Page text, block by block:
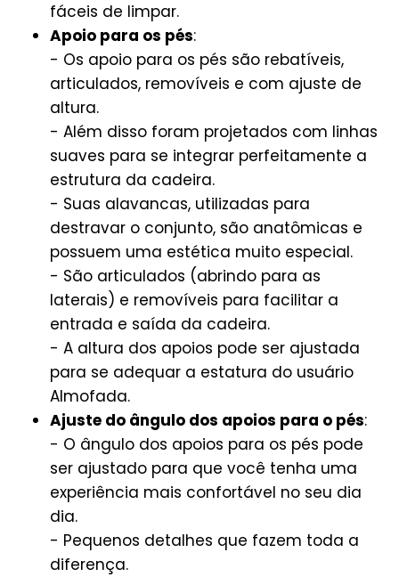
fáceis de limpar.
Apoio para os pés:
- Os apoio para os pés são rebatíveis,
articulados, removíveis e com ajuste de
altura.
- Além disso foram projetados com linhas
suaves para se integrar perfeitamente a
estrutura da cadeira.
- Suas alavancas, utilizadas para
destravar o conjunto, são anatômicas e
possuem uma estética muito especial.
- São articulados (abrindo para as
laterais) e removíveis para facilitar a
entrada e saída da cadeira.
- A altura dos apoios pode ser ajustada
para se adequar a estatura do usuário
Almofada.
Ajuste do ângulo dos apoios para o pés:
- O ângulo dos apoios para os pés pode
ser ajustado para que você tenha uma
experiência mais confortável no seu dia
dia.
- Pequenos detalhes que fazem toda a
diferença.